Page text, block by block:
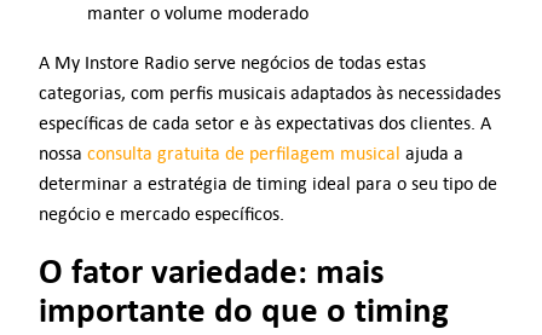
manter o volume moderado
A My Instore Radio serve negócios de todas estas
categorias, com perfis musicais adaptados às necessidades
específicas de cada setor e às expectativas dos clientes. A
nossa consulta gratuita de perfilagem musical ajuda a
determinar a estratégia de timing ideal para o seu tipo de
negócio e mercado específicos.
O fator variedade: mais
importante do que o timing